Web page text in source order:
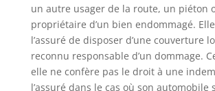
un autre usager de la route, un piéton
propriétaire d’un bien endommagé.
l’assuré de disposer d’une couverture
reconnu responsable d’un dommage.
elle ne confère pas le droit à une
l’assuré dans le cas où son automobile